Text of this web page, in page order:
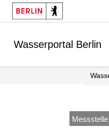
Springe zur Navigation
Springe zum Inhalt
Wasserportal Berlin
Messstelle